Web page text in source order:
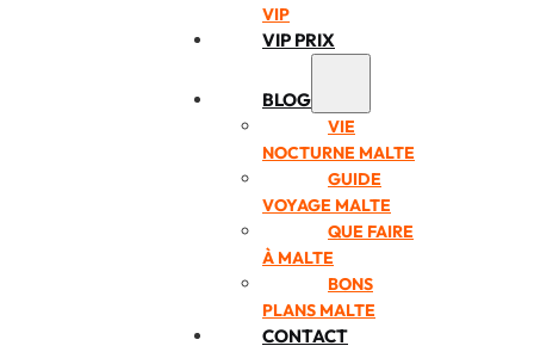
VIP
VIP PRIX
BLOG
VIE
NOCTURNE MALTE
GUIDE
VOYAGE MALTE
QUE FAIRE
À MALTE
BONS
PLANS MALTE
CONTACT